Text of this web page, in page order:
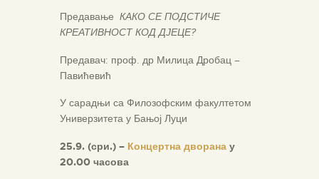
Предавање КАКО СЕ ПОДСТИЧЕ
КРЕАТИВНОСТ КОД ДЈЕЦЕ?
Предавач: проф. др Милица Дробац –
Павићевић
У сарадњи са Филозофским факултетом
Универзитета у Бањој Луци
25.9. (сри.) – Концертна дворана у
20.00 часова